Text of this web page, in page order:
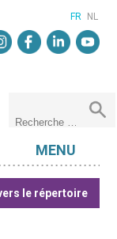
FR NL
MENU
le répertoire